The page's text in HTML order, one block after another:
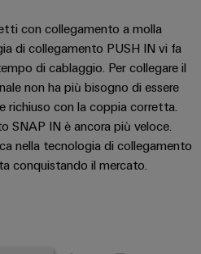
con collegamento a molla
di collegamento PUSH IN vi fa
di cablaggio. Per collegare il
non ha più bisogno di essere
richiuso con la coppia corretta.
SNAP IN è ancora più veloce.
nella tecnologia di collegamento
conquistando il mercato.